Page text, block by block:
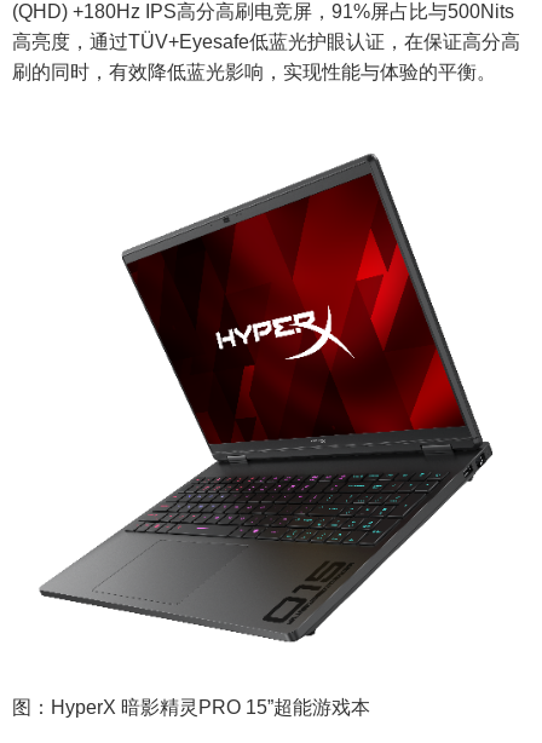
(QHD) +180Hz IPS高分高刷电竞屏，91%屏占比与500Nits
高亮度，通过TÜV+Eyesafe低蓝光护眼认证，在保证高分高
刷的同时，有效降低蓝光影响，实现性能与体验的平衡。
图：HyperX 暗影精灵PRO 15”超能游戏本